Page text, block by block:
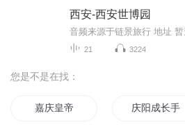
西安-西安世博园
21 3224
您是不是在找：
嘉庆皇帝 庆阳成长手札